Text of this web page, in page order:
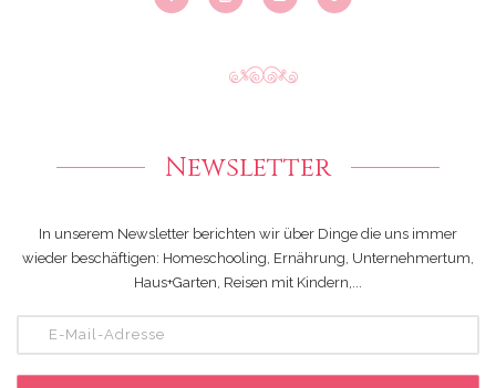
Newsletter
In unserem Newsletter berichten wir über Dinge die uns immer
wieder beschäftigen: Homeschooling, Ernährung, Unternehmertum,
Haus+Garten, Reisen mit Kindern,...